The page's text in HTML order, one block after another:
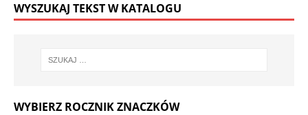
WYSZUKAJ TEKST W KATALOGU
WYBIERZ ROCZNIK ZNACZKÓW